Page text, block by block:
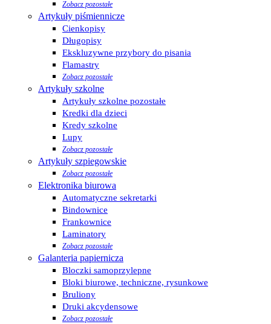
Zobacz pozostałe
Artykuły piśmiennicze
Cienkopisy
Długopisy
Ekskluzywne przybory do pisania
Flamastry
Zobacz pozostałe
Artykuły szkolne
Artykuły szkolne pozostałe
Kredki dla dzieci
Kredy szkolne
Lupy
Zobacz pozostałe
Artykuły szpiegowskie
Zobacz pozostałe
Elektronika biurowa
Automatyczne sekretarki
Bindownice
Frankownice
Laminatory
Zobacz pozostałe
Galanteria papiernicza
Bloczki samoprzylepne
Bloki biurowe, techniczne, rysunkowe
Bruliony
Druki akcydensowe
Zobacz pozostałe